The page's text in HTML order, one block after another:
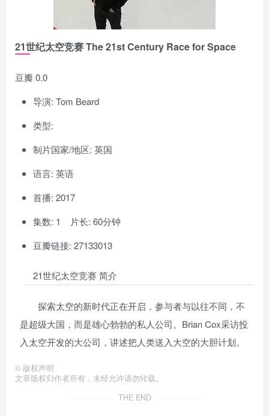
21世纪太空竞赛 The 21st Century Race for Space
豆瓣 0.0
导演: Tom Beard
类型:
制片国家/地区: 英国
语言: 英语
首播: 2017
集数: 1 片长: 60分钟
豆瓣链接: 27133013
21世纪太空竞赛 简介
探索太空的新时代正在开启，参与者与以往不同，不
是超级大国，而是雄心勃勃的私人公司。Brian Cox采访投
入太空开发的大公司，讲述把人类送入大空的大胆计划。
© 版权声明
文章版权归作者所有，未经允许请勿转载。
THE END